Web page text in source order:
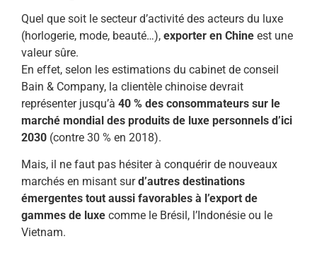
Quel que soit le secteur d’activité des acteurs du luxe
(horlogerie, mode, beauté…), exporter en Chine est une
valeur sûre.
En effet, selon les estimations du cabinet de conseil
Bain & Company, la clientèle chinoise devrait
représenter jusqu’à 40 % des consommateurs sur le
marché mondial des produits de luxe personnels d’ici
2030 (contre 30 % en 2018).
Mais, il ne faut pas hésiter à conquérir de nouveaux
marchés en misant surd’autres destinations
émergentes tout aussi favorables à l’export de
gammes de luxe comme le Brésil, l’Indonésie ou le
Vietnam.